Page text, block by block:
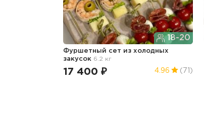
18-20
Фуршетный сет из холодных
закусок 6.2 кг
17 400 ₽ 4.96 (71)